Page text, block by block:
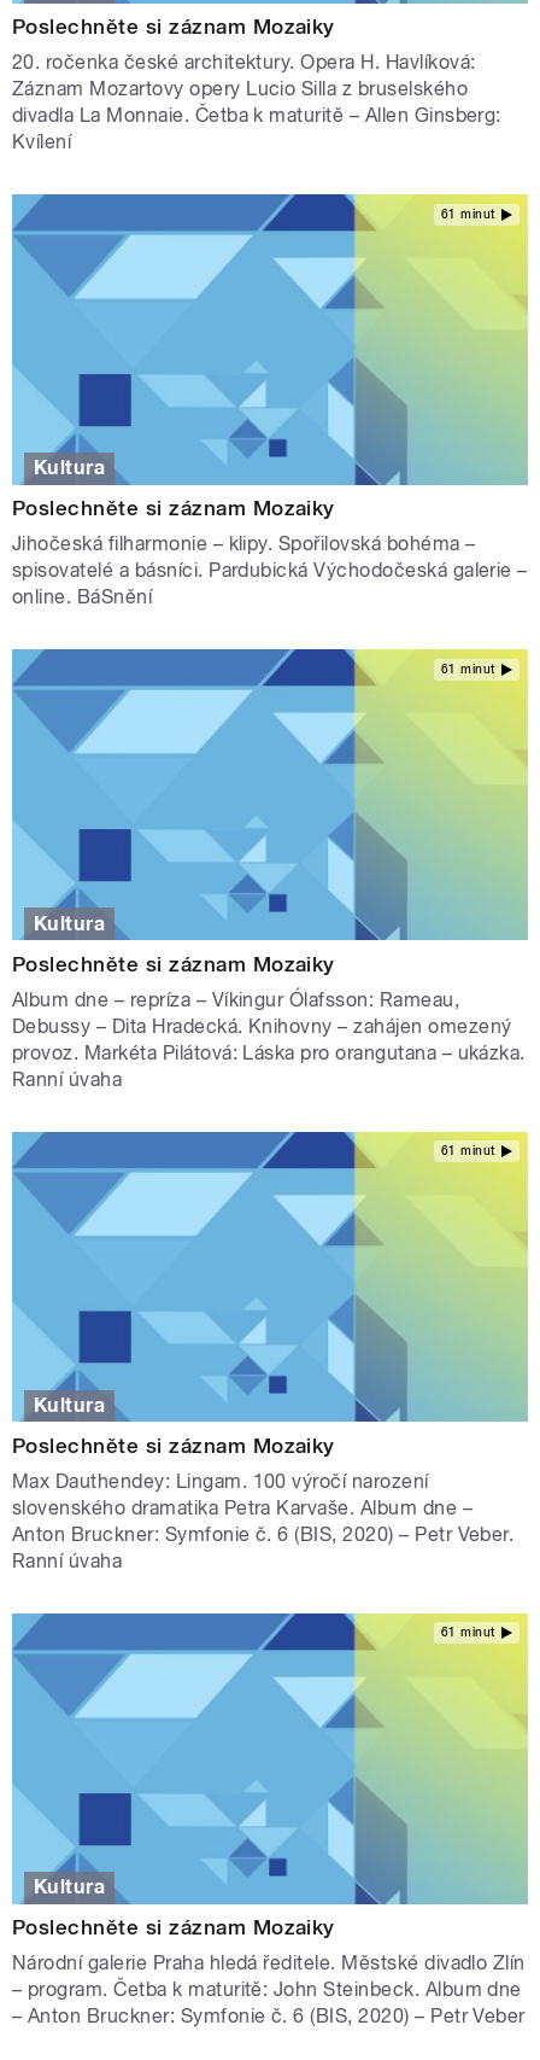
Poslechněte si záznam Mozaiky
20. ročenka české architektury. Opera H. Havlíková:
Záznam Mozartovy opery Lucio Silla z bruselského
divadla La Monnaie. Četba k maturitě – Allen Ginsberg:
Kvílení
61 minut
Kultura
Poslechněte si záznam Mozaiky
Jihočeská filharmonie – klipy. Spořilovská bohéma –
spisovatelé a básníci. Pardubická Východočeská galerie –
online. BáSnění
61 minut
Kultura
Poslechněte si záznam Mozaiky
Album dne – repríza – Víkingur Ólafsson: Rameau,
Debussy – Dita Hradecká. Knihovny – zahájen omezený
provoz. Markéta Pilátová: Láska pro orangutana – ukázka.
Ranní úvaha
61 minut
Kultura
Poslechněte si záznam Mozaiky
Max Dauthendey: Lingam. 100 výročí narození
slovenského dramatika Petra Karvaše. Album dne –
Anton Bruckner: Symfonie č. 6 (BIS, 2020) – Petr Veber.
Ranní úvaha
61 minut
Kultura
Poslechněte si záznam Mozaiky
Národní galerie Praha hledá ředitele. Městské divadlo Zlín
– program. Četba k maturitě: John Steinbeck. Album dne
– Anton Bruckner: Symfonie č. 6 (BIS, 2020) – Petr Veber